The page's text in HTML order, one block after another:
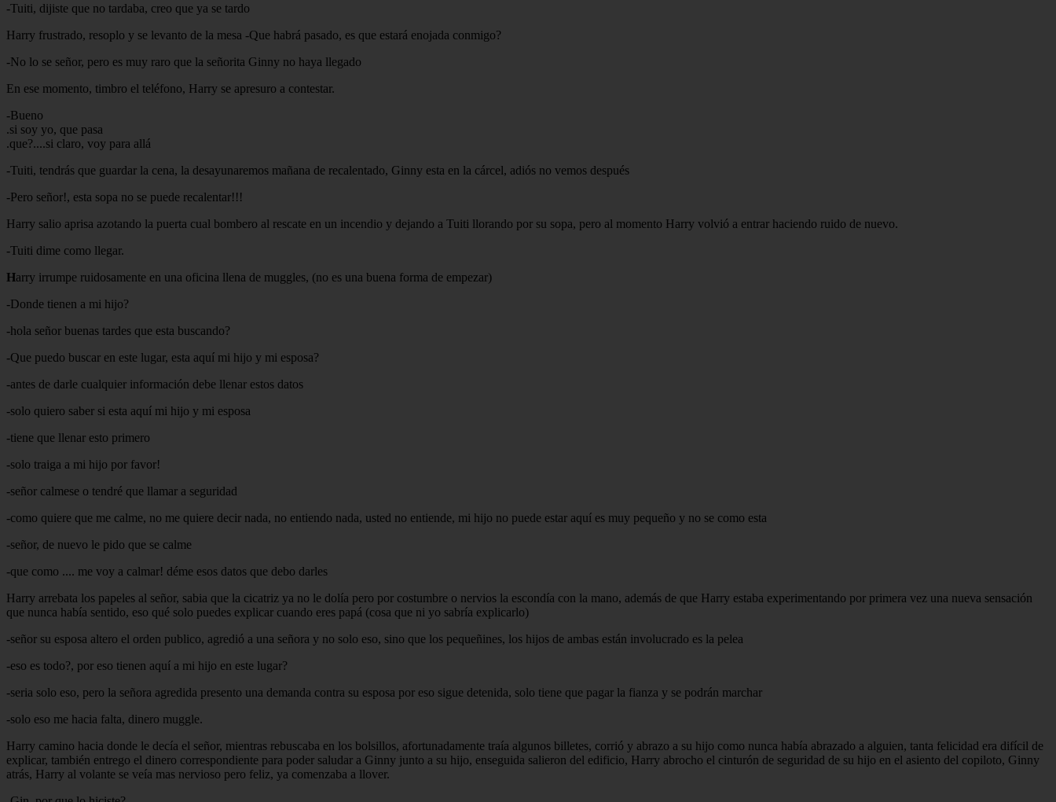
-Tuiti, dijiste que no tardaba, creo que ya se tardo
Harry frustrado, resoplo y se levanto de la mesa -Que habrá pasado, es que estará enojada conmigo?
-No lo se señor, pero es muy raro que la señorita Ginny no haya llegado
En ese momento, timbro el teléfono, Harry se apresuro a contestar.
-Bueno
.si soy yo, que pasa
.que?....si claro, voy para allá
-Tuiti, tendrás que guardar la cena, la desayunaremos mañana de recalentado, Ginny esta en la cárcel, adiós no vemos después
-Pero señor!, esta sopa no se puede recalentar!!!
Harry salio aprisa azotando la puerta cual bombero al rescate en un incendio y dejando a Tuiti llorando por su sopa, pero al momento Harry volvió a entrar haciendo ruido de nuevo.
-Tuiti dime como llegar.
Harry irrumpe ruidosamente en una oficina llena de muggles, (no es una buena forma de empezar)
-Donde tienen a mi hijo?
-hola señor buenas tardes que esta buscando?
-Que puedo buscar en este lugar, esta aquí mi hijo y mi esposa?
-antes de darle cualquier información debe llenar estos datos
-solo quiero saber si esta aquí mi hijo y mi esposa
-tiene que llenar esto primero
-solo traiga a mi hijo por favor!
-señor calmese o tendré que llamar a seguridad
-como quiere que me calme, no me quiere decir nada, no entiendo nada, usted no entiende, mi hijo no puede estar aquí es muy pequeño y no se como esta
-señor, de nuevo le pido que se calme
-que como .... me voy a calmar! déme esos datos que debo darles
Harry arrebata los papeles al señor, sabia que la cicatriz ya no le dolía pero por costumbre o nervios la escondía con la mano, además de que Harry estaba experimentando por primera vez una nueva sensación
que nunca había sentido, eso qué solo puedes explicar cuando eres papá (cosa que ni yo sabría explicarlo)
-señor su esposa altero el orden publico, agredió a una señora y no solo eso, sino que los pequeñines, los hijos de ambas están involucrado es la pelea
-eso es todo?, por eso tienen aquí a mi hijo en este lugar?
-seria solo eso, pero la señora agredida presento una demanda contra su esposa por eso sigue detenida, solo tiene que pagar la fianza y se podrán marchar
-solo eso me hacia falta, dinero muggle.
Harry camino hacia donde le decía el señor, mientras rebuscaba en los bolsillos, afortunadamente traía algunos billetes, corrió y abrazo a su hijo como nunca había abrazado a alguien, tanta felicidad era difícil de
explicar, también entrego el dinero correspondiente para poder saludar a Ginny junto a su hijo, enseguida salieron del edificio, Harry abrocho el cinturón de seguridad de su hijo en el asiento del copiloto, Ginny
atrás, Harry al volante se veía mas nervioso pero feliz, ya comenzaba a llover.